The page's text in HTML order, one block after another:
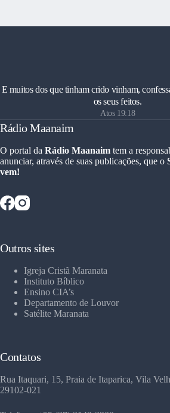
E muitos dos que tinham crido vinham,
os seus feitos.
Atos 19:18
Rádio Maanaim
O portal da Rádio Maanaim tem a
anunciar, através de suas publicações, que o
vem!
Outros sites
Igreja Cristã Maranata
Instituto Bíblico
Ensino CIA’s
Departamento de Louvor
Satélite Maranata
Contatos
Rua Itaquari, 15, Praia de Itaparica, Vila
29102-021